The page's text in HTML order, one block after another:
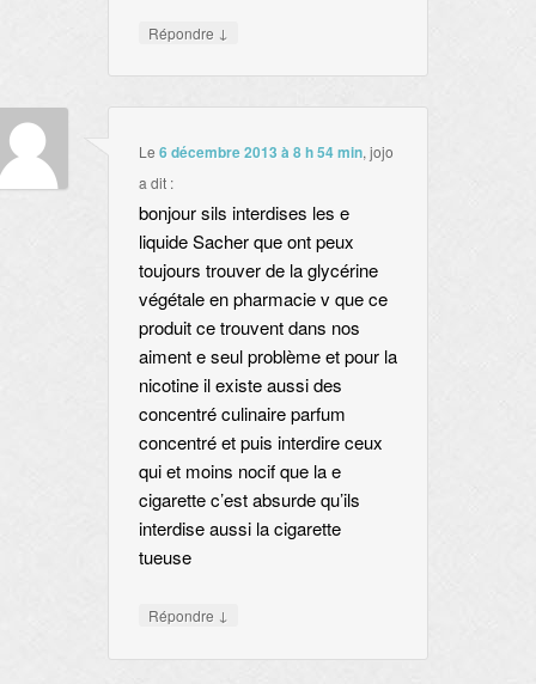
Répondre ↓
Le 6 décembre 2013 à 8 h 54 min, jojo
a dit :
bonjour sils interdises les e
liquide Sacher que ont peux
toujours trouver de la glycérine
végétale en pharmacie v que ce
produit ce trouvent dans nos
aiment e seul problème et pour la
nicotine il existe aussi des
concentré culinaire parfum
concentré et puis interdire ceux
qui et moins nocif que la e
cigarette c’est absurde qu’ils
interdise aussi la cigarette
tueuse
Répondre ↓